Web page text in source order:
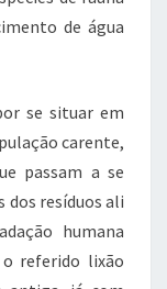
de água
se situar em
carente,
passam a se
dos resíduos ali
humana
referido lixão